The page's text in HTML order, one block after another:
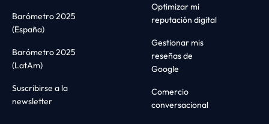
Barómetro 2025
(España)
Barómetro 2025
(LatAm)
Suscribirse a la
newsletter
Optimizar mi
reputación digital
Gestionar mis
reseñas de
Google
Comercio
conversacional